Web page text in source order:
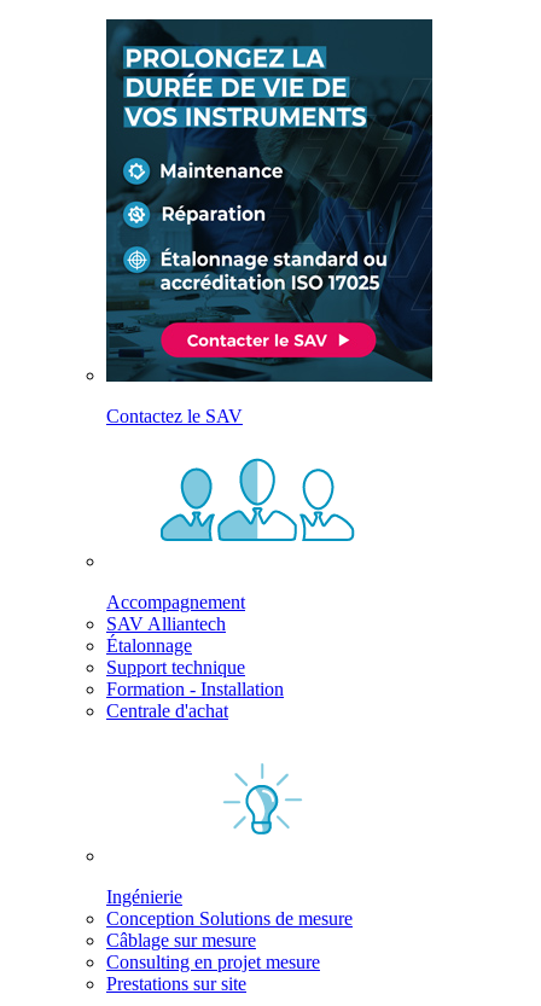
Contactez le SAV
Accompagnement
SAV Alliantech
Étalonnage
Support technique
Formation - Installation
Centrale d'achat
Ingénierie
Conception Solutions de mesure
Câblage sur mesure
Consulting en projet mesure
Prestations sur site